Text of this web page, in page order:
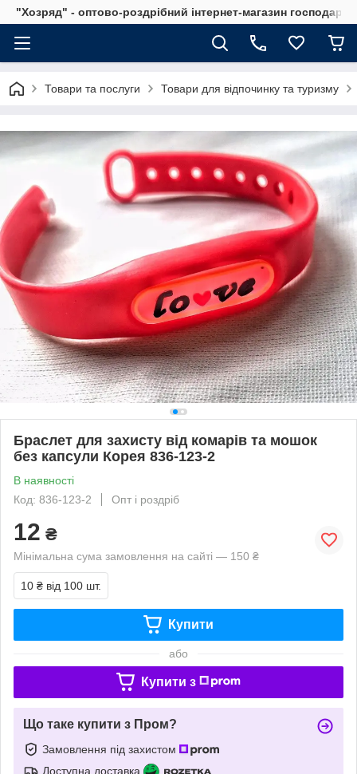
"Хозряд" - оптово-роздрібний інтернет-магазин
Товари та послуги Товари для відпочинку та туризму
Браслет для захисту від комарів та мошок
без капсули Корея 836-123-2
В наявності
Код: 836-123-2
Опт і роздріб
12 ₴
Мінімальна сума замовлення на сайті — 150 ₴
10 ₴ від 100 шт.
Купити
або
Купити з
Що таке купити з Пром?
Замовлення під захистом
Доступна доставка